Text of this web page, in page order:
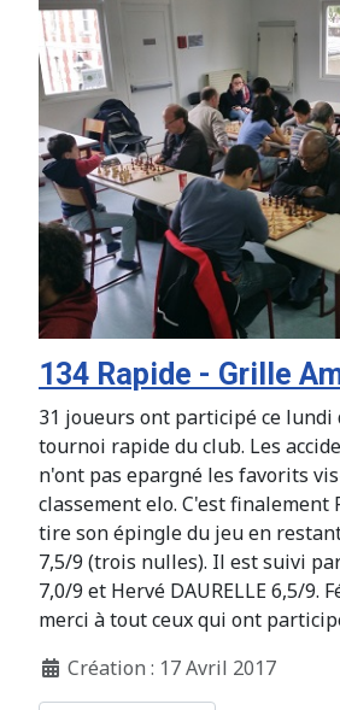
134 Rapide - Grille
31 joueurs ont participé ce lundi
tournoi rapide du club. Les
n'ont pas epargné les favorits
classement elo. C'est finalement
tire son épingle du jeu en
7,5/9 (trois nulles). Il est suivi
7,0/9 et Hervé DAURELLE 6,5/9.
merci à tout ceux qui ont
Création : 17 Avril 2017